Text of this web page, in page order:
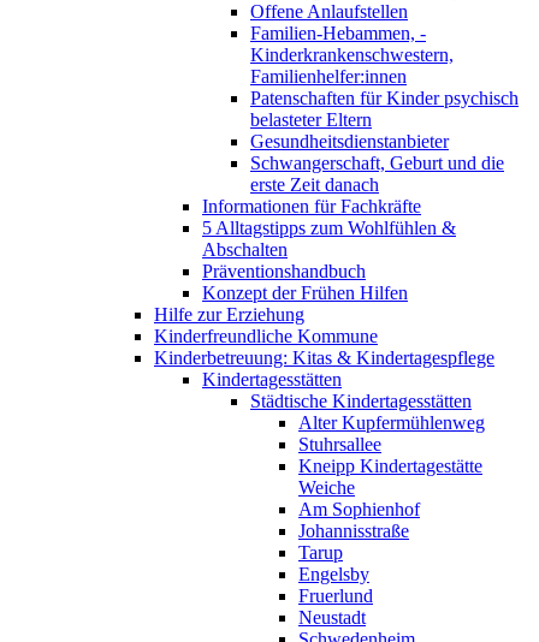
Offene Anlaufstellen
Familien-Hebammen, -
Kinderkrankenschwestern,
Familienhelfer:innen
Patenschaften für Kinder psychisch
belasteter Eltern
Gesundheitsdienstanbieter
Schwangerschaft, Geburt und die
erste Zeit danach
Informationen für Fachkräfte
5 Alltagstipps zum Wohlfühlen &
Abschalten
Präventionshandbuch
Konzept der Frühen Hilfen
Hilfe zur Erziehung
Kinderfreundliche Kommune
Kinderbetreuung: Kitas & Kindertagespflege
Kindertagesstätten
Städtische Kindertagesstätten
Alter Kupfermühlenweg
Stuhrsallee
Kneipp Kindertagestätte
Weiche
Am Sophienhof
Johannisstraße
Tarup
Engelsby
Fruerlund
Neustadt